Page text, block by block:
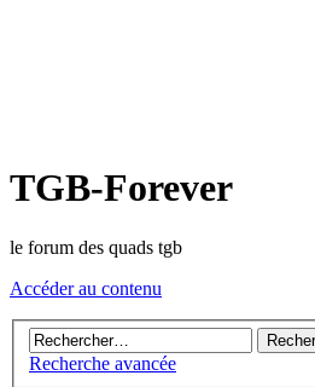
TGB-Forever
le forum des quads tgb
Accéder au contenu
Recherche avancée